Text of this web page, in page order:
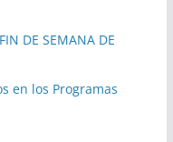
DE SEMANA DE
en los Programas